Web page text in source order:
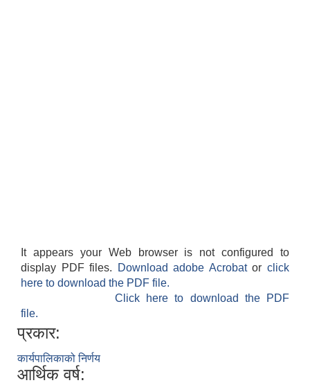
It appears your Web browser is not configured to
display PDF files.
Download adobe Acrobatorclick
here to download the PDF file.
Click here to download the PDF
file.
प्रकार:
कार्यपालिकाको निर्णय
आर्थिक वर्ष: